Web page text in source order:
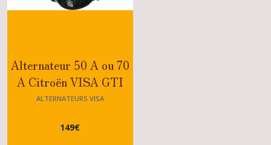
Alternateur 50 A ou 70
A Citroën VISA GTI
OU DIESEL MOTEUR
ALTERNATEURS VISA
149€